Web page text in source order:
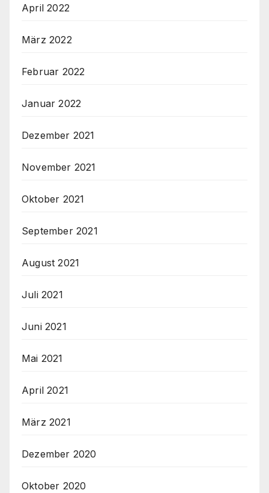
April 2022
März 2022
Februar 2022
Januar 2022
Dezember 2021
November 2021
Oktober 2021
September 2021
August 2021
Juli 2021
Juni 2021
Mai 2021
April 2021
März 2021
Dezember 2020
Oktober 2020